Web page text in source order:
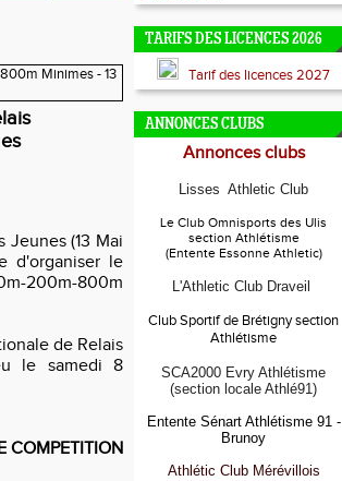
Jeunes (13 Mai
d'organiser le
200m-800m
de Relais
le samedi 8
COMPETITION
TARIFS DES LICENCES 2026
Tarif des licences 2027
ANNONCES CLUBS
Annonces clubs
Lisses Athletic Club
Le Club Omnisports des Ulis
section Athlétisme
(Entente Essonne Athletic)
L'Athletic Club Draveil
Club Sportif de Brétigny section
Athlétisme
SCA2000 Evry Athlétisme
(section locale Athlé91)
Entente Sénart Athlétisme 91 -
Brunoy
Athlétic Club Mérévillois